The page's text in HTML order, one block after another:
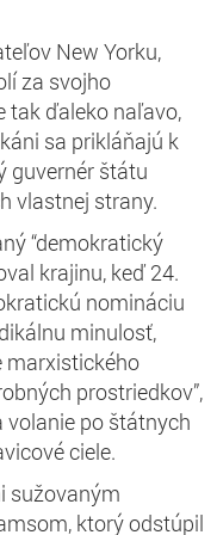
New Yorku,
za svojho
tak ďaleko naľavo,
sa prikláňajú k
guvernér štátu
vlastnej strany.
“demokratický
krajinu, keď 24.
nomináciu
minulosť,
marxistického
prostriedkov”,
volanie po štátnych
ciele.
sužovaným
ktorý odstúpil